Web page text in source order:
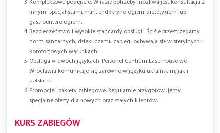
Kompleksowe podejście. W razie potrzeby możliwa jest konsultacja z
innymi specjalistami, m.in. endokrynologiem-dietetykiem lub
gastroenterologiem.
Bezpieczeństwo i wysokie standardy obsługi. Ściśle przestrzegamy
norm sanitarnych, dzięki czemu zabiegi odbywają się w sterylnych i
komfortowych warunkach.
Obsługa w dwóch językach. Personel Centrum Laserhouse we
Wrocławiu komunikuje się zarówno w języku ukraińskim, jak i
polskim.
Promocje i pakiety zabiegowe. Regularnie przygotowujemy
specjalne oferty dla nowych oraz stałych klientów.
KURS ZABIEGÓW